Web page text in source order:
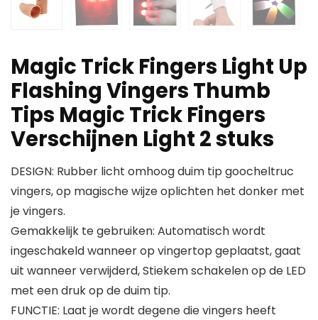
Magic Trick Fingers Light Up
Flashing Vingers Thumb
Tips Magic Trick Fingers
Verschijnen Light 2 stuks
DESIGN: Rubber licht omhoog duim tip goocheltruc
vingers, op magische wijze oplichten het donker met
je vingers.
Gemakkelijk te gebruiken: Automatisch wordt
ingeschakeld wanneer op vingertop geplaatst, gaat
uit wanneer verwijderd, Stiekem schakelen op de LED
met een druk op de duim tip.
FUNCTIE: Laat je wordt degene die vingers heeft